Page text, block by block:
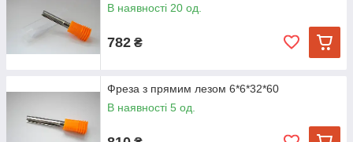
В наявності 20 од.
782 ₴
Фреза з прямим лезом 6*6*32*60
В наявності 5 од.